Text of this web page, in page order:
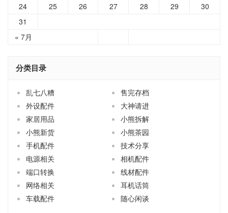
« 7月
24
25 26 27 28 29
30
31
分类目录
乱七八糟
售完存档
外设配件
大神请进
家居用品
小熊拆解
小熊新货
小熊茶园
手机配件
技术分享
电源相关
相机配件
端口转换
线材配件
网络相关
耳机话筒
车载配件
随心闲谈